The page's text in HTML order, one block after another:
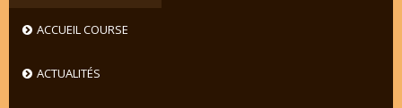
ACCUEIL COURSE
ACTUALITÉS